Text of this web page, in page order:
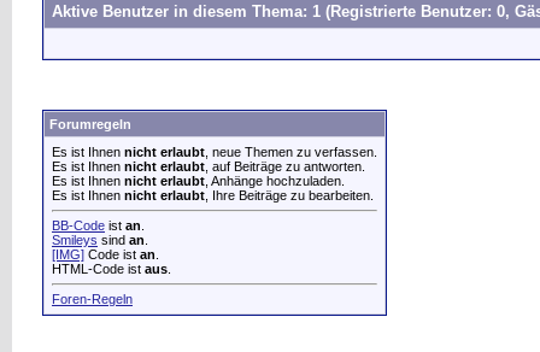
Aktive Benutzer in diesem Thema: 1 (Registrierte Benutzer: 0,
Forumregeln
Es ist Ihnen nicht erlaubt , neue Themen zu verfassen.
Es ist Ihnen nicht erlaubt , auf Beiträge zu antworten.
Es ist Ihnen nicht erlaubt , Anhänge hochzuladen.
Es ist Ihnen nicht erlaubt , Ihre Beiträge zu bearbeiten.
BB-Code ist an
Smileys sind an
[IMG] Code ist an
HTML-Code ist aus
Foren-Regeln